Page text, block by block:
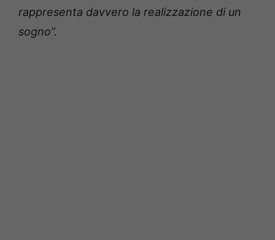
rappresenta davvero la realizzazione di un
sogno”.